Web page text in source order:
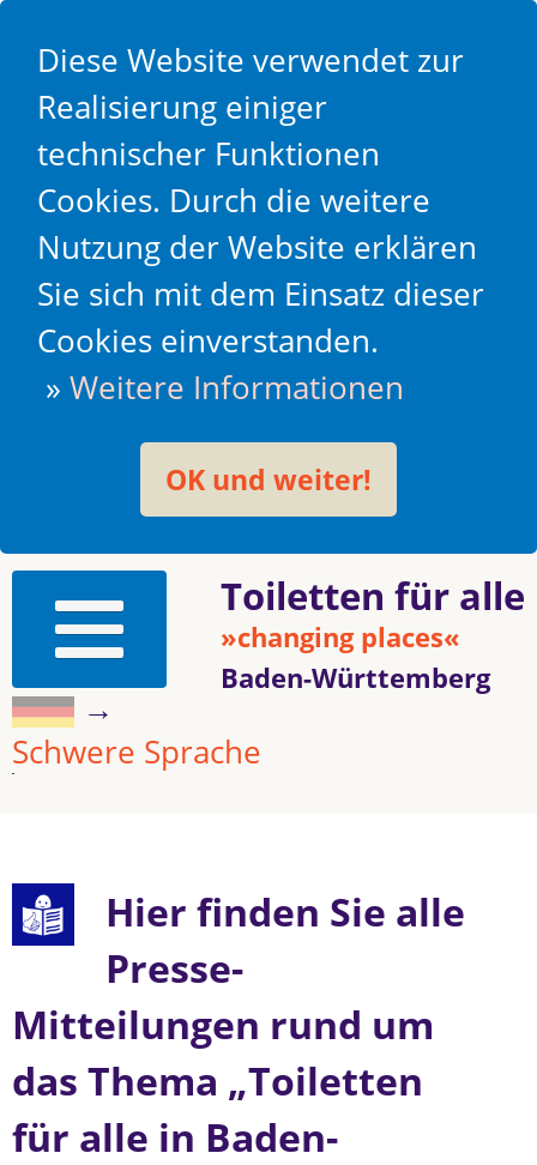
Diese Website verwendet zur
Realisierung einiger
technischer Funktionen
Cookies. Durch die weitere
Nutzung der Website erklären
Sie sich mit dem Einsatz dieser
Cookies einverstanden.
»Weitere Informationen
OK und weiter!
Toiletten für alle
»changing places«
Baden-Württemberg
→
Schwere Sprache
Hier finden Sie alle
Presse-
Mitteilungen rund um
das Thema „Toiletten
für alle in Baden-